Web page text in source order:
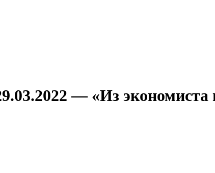
— «Из экономиста